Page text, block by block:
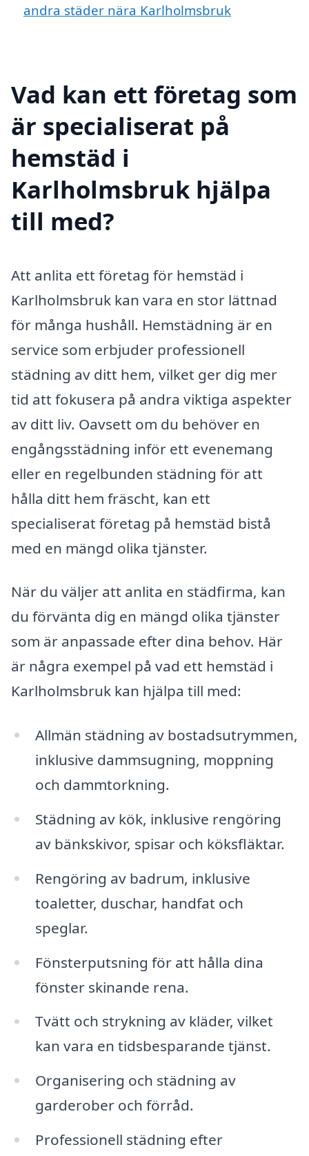
andra städer nära Karlholmsbruk
Vad kan ett företag som
är specialiserat på
hemstäd i
Karlholmsbruk hjälpa
till med?
Att anlita ett företag för hemstäd i
Karlholmsbruk kan vara en stor lättnad
för många hushåll. Hemstädning är en
service som erbjuder professionell
städning av ditt hem, vilket ger dig mer
tid att fokusera på andra viktiga aspekter
av ditt liv. Oavsett om du behöver en
engångsstädning inför ett evenemang
eller en regelbunden städning för att
hålla ditt hem fräscht, kan ett
specialiserat företag på hemstäd bistå
med en mängd olika tjänster.
När du väljer att anlita en städfirma, kan
du förvänta dig en mängd olika tjänster
som är anpassade efter dina behov. Här
är några exempel på vad ett hemstäd i
Karlholmsbruk kan hjälpa till med:
Allmän städning av bostadsutrymmen,
inklusive dammsugning, moppning
och dammtorkning.
Städning av kök, inklusive rengöring
av bänkskivor, spisar och köksfläktar.
Rengöring av badrum, inklusive
toaletter, duschar, handfat och
speglar.
Fönsterputsning för att hålla dina
fönster skinande rena.
Tvätt och strykning av kläder, vilket
kan vara en tidsbesparande tjänst.
Organisering och städning av
garderober och förråd.
Professionell städning efter